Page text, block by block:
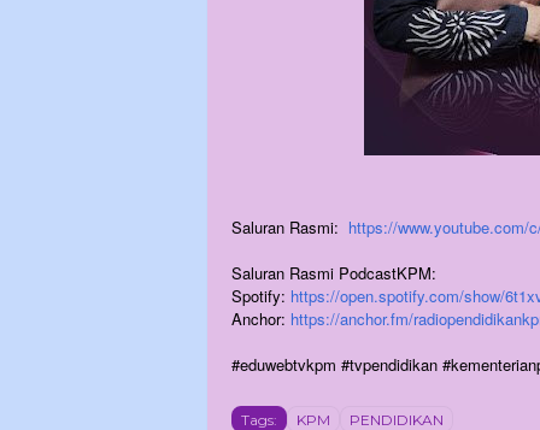
Saluran Rasmi: https://www.youtube.com/
Saluran Rasmi PodcastKPM:
Spotify: https://open.spotify.com/show/
Anchor: https://anchor.fm/
#eduwebtvkpm #tvpendidikan
Tags: KPM PENDIDIKAN